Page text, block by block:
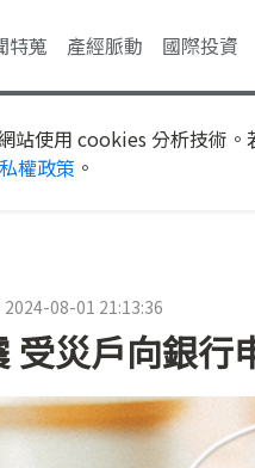
特蒐 產經脈動 國際投資
站使用 cookies 分析技術
權政策 。
2024-08-01 21:13:36
受災戶向銀行